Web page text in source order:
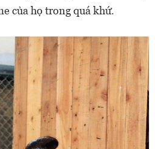
của họ trong quá khứ.